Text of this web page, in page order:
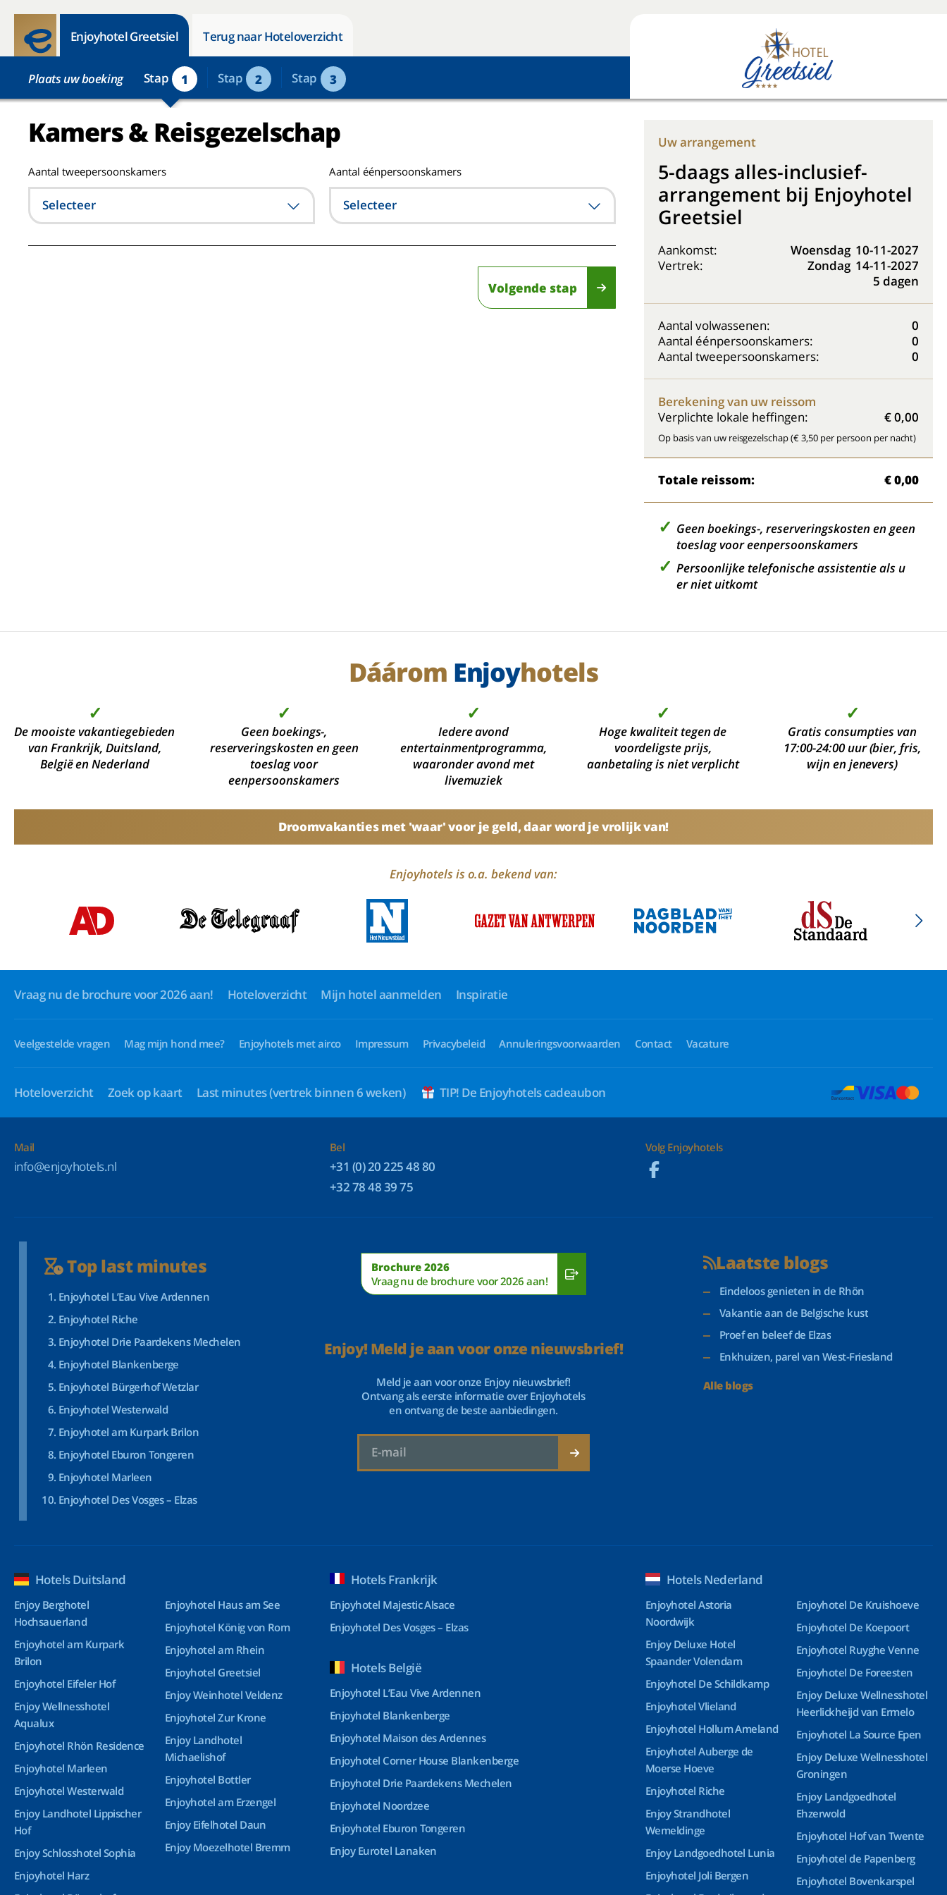
+31 (0) 20 225 48 80
Enjoyhotel Greetsiel Terug naar Hoteloverzicht
Plaats uw boeking Stap 1 Stap 2 Stap 3
Kamers & Reisgezelschap
Aantal tweepersoonskamers
Selecteer
Aantal éénpersoonskamers
Selecteer
Volgende stap
Uw arrangement
5-daags alles-inclusief-
arrangement bij Enjoyhotel
Greetsiel
Aankomst: Woensdag 10-11-2027
Vertrek:
Zondag 14-11-2027
5 dagen
Aantal volwassenen:
0
Aantal éénpersoonskamers:
0
Aantal tweepersoonskamers:
0
Berekening van uw reissom
Verplichte lokale heffingen:
€ 0,00
Op basis van uw reisgezelschap (€ 3,50 per persoon per nacht)
Totale reissom: € 0,00
Geen boekings-, reserveringskosten en geen
toeslag voor eenpersoonskamers
Persoonlijke telefonische assistentie als u
er niet uitkomt
Dáárom Enjoyhotels
✓
De mooiste vakantiegebieden
van Frankrijk, Duitsland,
België en Nederland
✓
Geen boekings-,
reserveringskosten en geen
toeslag voor
eenpersoonskamers
✓
Iedere avond
entertainmentprogramma,
waaronder avond met
livemuziek
✓
Hoge kwaliteit tegen de
voordeligste prijs,
aanbetaling is niet verplicht
✓
Gratis consumpties van
17:00-24:00 uur (bier, fris,
wijn en jenevers)
Droomvakanties met 'waar' voor je geld, daar word je vrolijk van!
Enjoyhotels is o.a. bekend van:
Vraag nu de brochure voor 2026 aan! Hoteloverzicht Mijn hotel aanmelden Inspiratie
Veelgestelde vragen Mag mijn hond mee? Enjoyhotels met airco Impressum Privacybeleid Annuleringsvoorwaarden Contact Vacature
Hoteloverzicht Zoek op kaart Last minutes(vertrek binnen 6 weken) TIP! De Enjoyhotels cadeaubon
Mail
info@enjoyhotels.nl
Bel
+31 (0) 20 225 48 80
+32 78 48 39 75
Volg Enjoyhotels
Top last minutes
Enjoyhotel L’Eau Vive Ardennen
Enjoyhotel Riche
Enjoyhotel Drie Paardekens Mechelen
Enjoyhotel Blankenberge
Enjoyhotel Bürgerhof Wetzlar
Enjoyhotel Westerwald
Enjoyhotel am Kurpark Brilon
Enjoyhotel Eburon Tongeren
Enjoyhotel Marleen
Enjoyhotel Des Vosges – Elzas
Brochure 2026
Vraag nu de brochure voor 2026 aan!
Enjoy! Meld je aan voor onze nieuwsbrief!
Meld je aan voor onze Enjoy nieuwsbrief!
Ontvang als eerste informatie over Enjoyhotels
en ontvang de beste aanbiedingen.
Laatste blogs
Eindeloos genieten in de Rhön
Vakantie aan de Belgische kust
Proef en beleef de Elzas
Enkhuizen, parel van West-Friesland
Alle blogs
Hotels Duitsland
Enjoy Berghotel
Hochsauerland
Enjoyhotel am Kurpark
Brilon
Enjoyhotel Eifeler Hof
Enjoy Wellnesshotel
Aqualux
Enjoyhotel Rhön Residence
Enjoyhotel Marleen
Enjoyhotel Westerwald
Enjoy Landhotel Lippischer
Hof
Enjoy Schlosshotel Sophia
Enjoyhotel Harz
Enjoyhotel Haus am See
Enjoyhotel König von Rom
Enjoyhotel am Rhein
Enjoyhotel Greetsiel
Enjoy Weinhotel Veldenz
Enjoyhotel Zur Krone
Enjoy Landhotel
Michaelishof
Enjoyhotel Bottler
Enjoyhotel am Erzengel
Enjoy Eifelhotel Daun
Enjoy Moezelhotel Bremm
Hotels Frankrijk
Enjoyhotel Majestic Alsace
Enjoyhotel Des Vosges – Elzas
Hotels België
Enjoyhotel L’Eau Vive Ardennen
Enjoyhotel Blankenberge
Enjoyhotel Maison des Ardennes
Enjoyhotel Corner House Blankenberge
Enjoyhotel Drie Paardekens Mechelen
Enjoyhotel Noordzee
Enjoyhotel Eburon Tongeren
Enjoy Eurotel Lanaken
Hotels Nederland
Enjoyhotel Astoria
Noordwijk
Enjoy Deluxe Hotel
Spaander Volendam
Enjoyhotel De Schildkamp
Enjoyhotel Vlieland
Enjoyhotel Hollum Ameland
Enjoyhotel Auberge de
Moerse Hoeve
Enjoyhotel Riche
Enjoy Strandhotel
Wemeldinge
Enjoy Landgoedhotel Lunia
Enjoyhotel Joli Bergen
Enjoyhotel De Kruishoeve
Enjoyhotel De Koepoort
Enjoyhotel Ruyghe Venne
Enjoyhotel De Foreesten
Enjoy Deluxe Wellnesshotel
Heerlickheijd van Ermelo
Enjoyhotel La Source Epen
Enjoy Deluxe Wellnesshotel
Groningen
Enjoy Landgoedhotel
Ehzerwold
Enjoyhotel Hof van Twente
Enjoyhotel de Papenberg
Enjoyhotel Bovenkarspel